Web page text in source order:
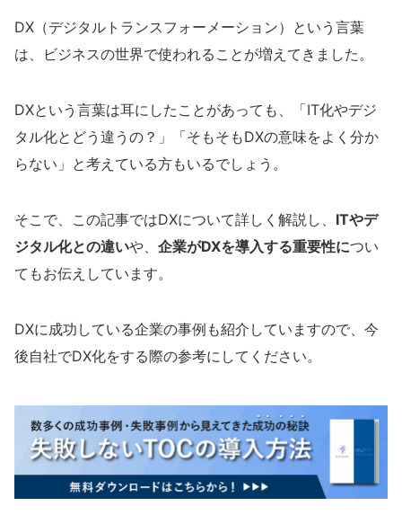
DX（デジタルトランスフォーメーション）という言葉
は、ビジネスの世界で使われることが増えてきました。
DXという言葉は耳にしたことがあっても、「IT化やデジ
タル化とどう違うの？」「そもそもDXの意味をよく分か
らない」と考えている方もいるでしょう。
そこで、この記事ではDXについて詳しく解説し、 ITやデ
ジタル化との違いや、 企業がDXを導入する重要性につい
てもお伝えしています。
DXに成功している企業の事例も紹介していますので、今
後自社でDX化をする際の参考にしてください。